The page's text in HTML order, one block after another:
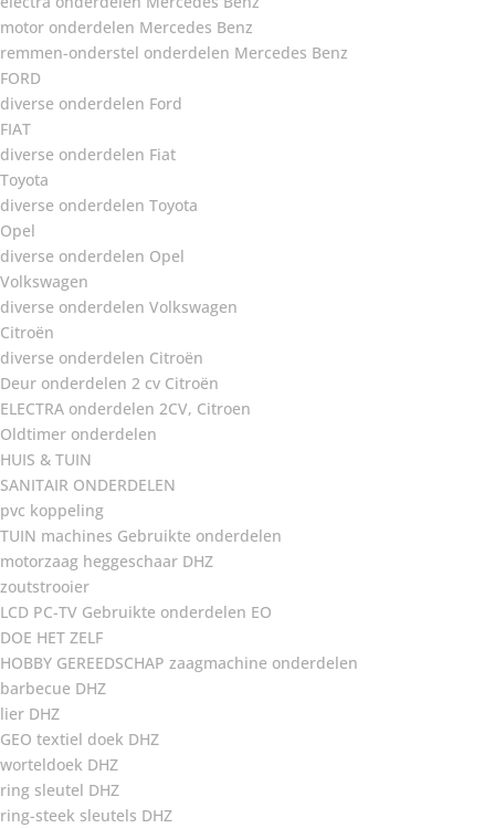
motor onderdelen Mercedes Benz
remmen-onderstel onderdelen Mercedes Benz
FORD
diverse onderdelen Ford
FIAT
diverse onderdelen Fiat
Toyota
diverse onderdelen Toyota
Opel
diverse onderdelen Opel
Volkswagen
diverse onderdelen Volkswagen
Citroën
diverse onderdelen Citroën
Deur onderdelen 2 cv Citroën
ELECTRA onderdelen 2CV, Citroen
Oldtimer onderdelen
HUIS & TUIN
SANITAIR ONDERDELEN
pvc koppeling
TUIN machines Gebruikte onderdelen
motorzaag heggeschaar DHZ
zoutstrooier
LCD PC-TV Gebruikte onderdelen EO
DOE HET ZELF
HOBBY GEREEDSCHAP zaagmachine onderdelen
barbecue DHZ
lier DHZ
GEO textiel doek DHZ
worteldoek DHZ
ring sleutel DHZ
ring-steek sleutels DHZ